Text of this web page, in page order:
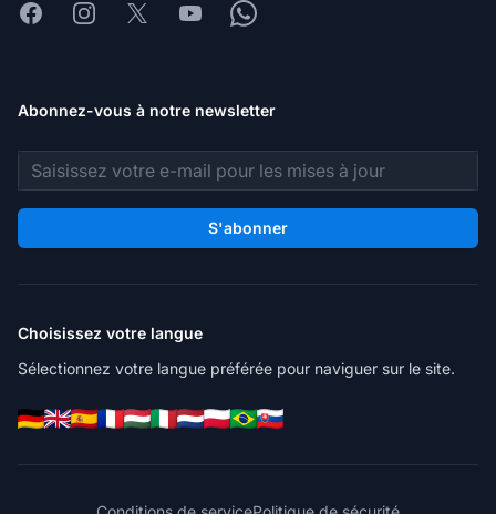
FacebookInstagram
X YoutubeWhatsapp
Abonnez-vous à notre newsletter
Adresse e-mail
S'abonner
Choisissez votre langue
Sélectionnez votre langue préférée pour naviguer sur le site.